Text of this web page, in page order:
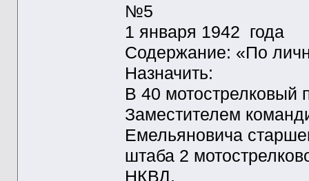
№5
1 января
Содержание: «По
Назначить:
В 40 мотострелковый
Заместителем
Емельяновича
штаба 2
НКВД.